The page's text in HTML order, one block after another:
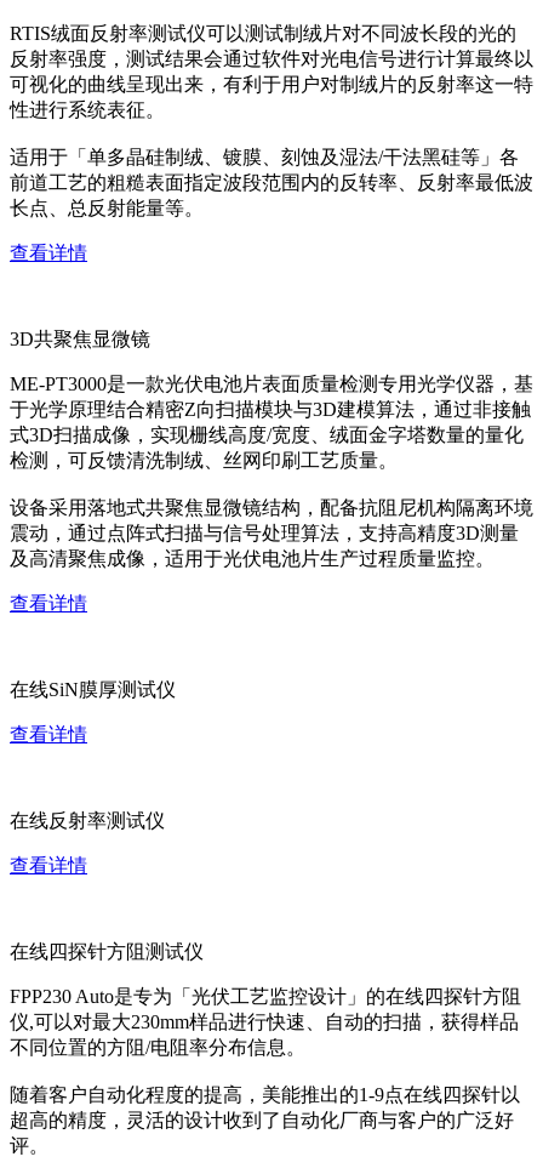
RTIS绒面反射率测试仪可以测试制绒片对不同波长段的光的
反射率强度，测试结果会通过软件对光电信号进行计算最终以
可视化的曲线呈现出来，有利于用户对制绒片的反射率这一特
性进行系统表征。
适用于「单多晶硅制绒、镀膜、刻蚀及湿法/干法黑硅等」各
前道工艺的粗糙表面指定波段范围内的反转率、反射率最低波
长点、总反射能量等。
查看详情
3D共聚焦显微镜
ME-PT3000是一款光伏电池片表面质量检测专用光学仪器，基
于光学原理结合精密Z向扫描模块与3D建模算法，通过非接触
式3D扫描成像，实现栅线高度/宽度、绒面金字塔数量的量化
检测，可反馈清洗制绒、丝网印刷工艺质量。
设备采用落地式共聚焦显微镜结构，配备抗阻尼机构隔离环境
震动，通过点阵式扫描与信号处理算法，支持高精度3D测量
及高清聚焦成像，适用于光伏电池片生产过程质量监控。
查看详情
在线SiN膜厚测试仪
查看详情
在线反射率测试仪
查看详情
在线四探针方阻测试仪
FPP230 Auto是专为「光伏工艺监控设计」的在线四探针方阻
仪,可以对最大230mm样品进行快速、自动的扫描，获得样品
不同位置的方阻/电阻率分布信息。
随着客户自动化程度的提高，美能推出的1-9点在线四探针以
超高的精度，灵活的设计收到了自动化厂商与客户的广泛好
评。